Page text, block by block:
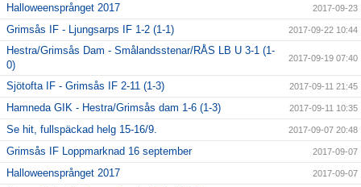
Halloweensprånget 2017 2017-09-23
Grimsås IF - Ljungsarps IF 1-2 (1-1) 2017-09-22 10:44
Hestra/Grimsås Dam - Smålandsstenar/RÅS LB U 3-1 (1-
0)
2017-09-19 07:40
Sjötofta IF - Grimsås IF 2-11 (1-3) 2017-09-11 21:45
Hamneda GIK - Hestra/Grimsås dam 1-6 (1-3) 2017-09-11 10:35
Se hit, fullspäckad helg 15-16/9. 2017-09-07 20:48
Grimsås IF Loppmarknad 16 september 2017-09-07
Halloweensprånget 2017 2017-09-07